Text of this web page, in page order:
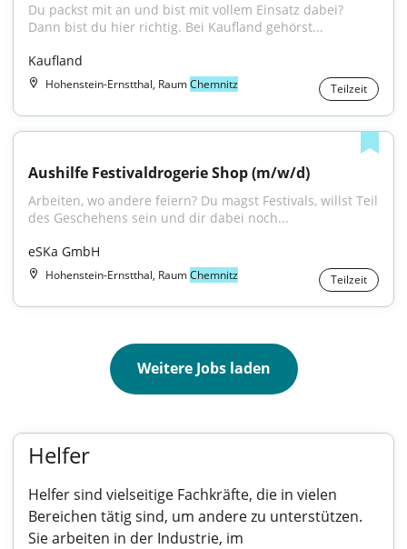
Du packst mit an und bist mit vollem Einsatz dabei?
Dann bist du hier richtig. Bei Kaufland gehörst...
Kaufland
Hohenstein-Ernstthal, RaumChemnitz Teilzeit
Aushilfe Festivaldrogerie Shop (m/w/d)
Arbeiten, wo andere feiern? Du magst Festivals, willst Teil
des Geschehens sein und dir dabei noch...
eSKa GmbH
Hohenstein-Ernstthal, RaumChemnitz Teilzeit
Weitere Jobs laden
Helfer
Helfer sind vielseitige Fachkräfte, die in vielen
Bereichen tätig sind, um andere zu unterstützen.
Sie arbeiten in der Industrie, im